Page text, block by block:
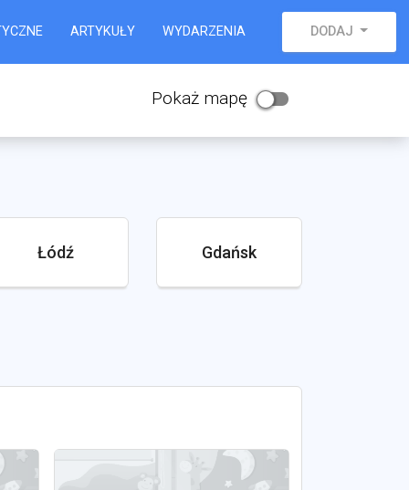
ARTYKUŁY WYDARZENIA DODAJ
Pokaż mapę
Łódź Gdańsk